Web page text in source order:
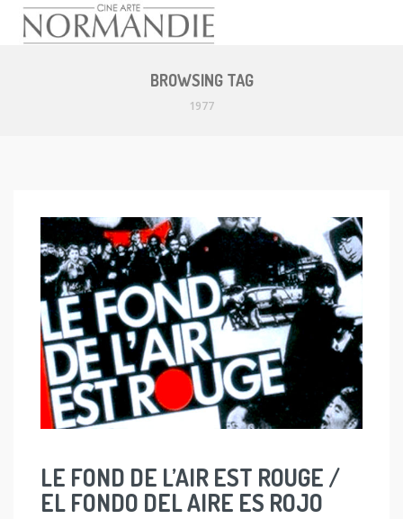
BROWSING TAG
1977
LE FOND DE L’AIR EST ROUGE /
EL FONDO DEL AIRE ES ROJO